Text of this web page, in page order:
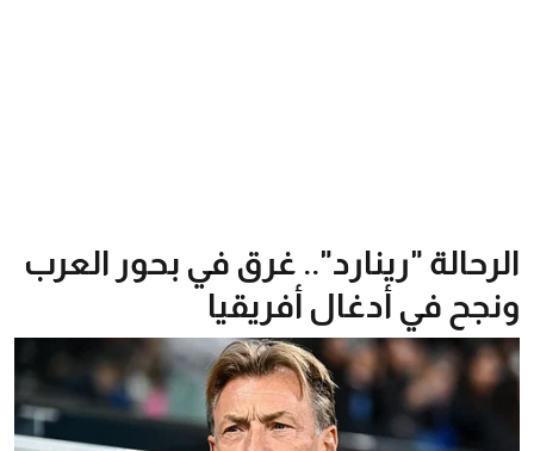
الرحالة "رينارد".. غرق في بحور العرب
ونجح في أدغال أفريقيا